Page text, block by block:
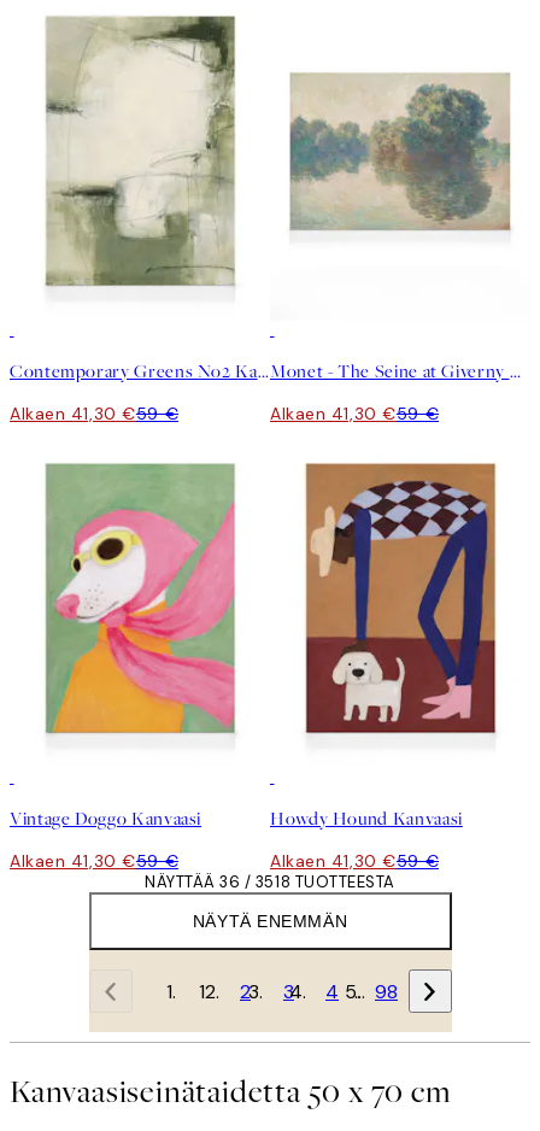
Contemporary Greens No2 Kanvaasi
Alkaen 41,30 €59 €
Monet - The Seine at Giverny Kanvaasi
Alkaen 41,30 €59 €
Vintage Doggo Kanvaasi
Alkaen 41,30 €59 €
Howdy Hound Kanvaasi
Alkaen 41,30 €59 €
NÄYTÄ ENEMMÄN
NÄYTTÄÄ 36 / 3518 TUOTTEESTA
1 2 3 4 … 98
Kanvaasiseinätaidetta 50 x 70 cm